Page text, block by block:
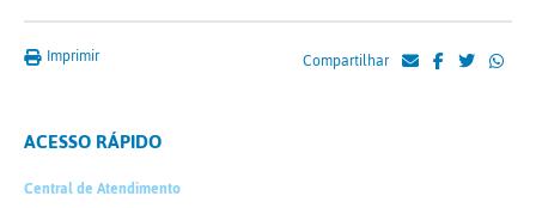
Imprimir Compartilhar
ACESSO RÁPIDO
Central de Atendimento